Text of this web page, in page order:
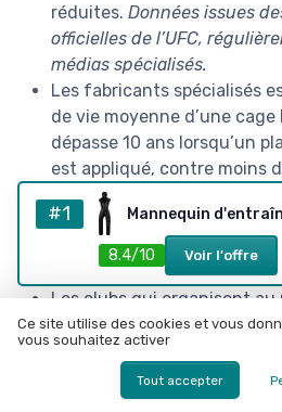
réduites. Données issues
officielles de l’UFC,
médias spécialisés.
Les fabricants spécialisés
de vie moyenne d’une
dépasse 10 ans lorsqu’un
est appliqué, contre moins
structure bas de gamme
intensité.Chiffres
catalogues techniques de
européennes de cages MMA.
Les clubs qui organisent
homologuée par an
enquêtes internes une
nouvelles inscriptions, en
visibilité offerte par leur
#1
8.4/10 Voir l'offre
Ce site utilise des cookies et vous
vous souhaitez activer
Tout accepter